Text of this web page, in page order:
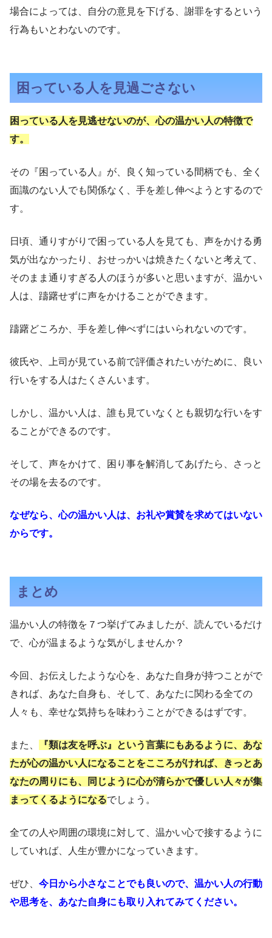
場合によっては、自分の意見を下げる、謝罪をするという
行為もいとわないのです。
困っている人を見過ごさない
困っている人を見逃せないのが、心の温かい人の特徴で
す。
その『困っている人』が、良く知っている間柄でも、全く
面識のない人でも関係なく、手を差し伸べようとするので
す。
日頃、通りすがりで困っている人を見ても、声をかける勇
気が出なかったり、おせっかいは焼きたくないと考えて、
そのまま通りすぎる人のほうが多いと思いますが、温かい
人は、躊躇せずに声をかけることができます。
躊躇どころか、手を差し伸べずにはいられないのです。
彼氏や、上司が見ている前で評価されたいがために、良い
行いをする人はたくさんいます。
しかし、温かい人は、誰も見ていなくとも親切な行いをす
ることができるのです。
そして、声をかけて、困り事を解消してあげたら、さっと
その場を去るのです。
なぜなら、心の温かい人は、お礼や賞賛を求めてはいない
からです。
まとめ
温かい人の特徴を７つ挙げてみましたが、読んでいるだけ
で、心が温まるような気がしませんか？
今回、お伝えしたような心を、あなた自身が持つことがで
きれば、あなた自身も、そして、あなたに関わる全ての
人々も、幸せな気持ちを味わうことができるはずです。
また、
『類は友を呼ぶ』という言葉にもあるように、あな
たが心の温かい人になることをこころがければ、きっとあ
なたの周りにも、同じように心が清らかで優しい人々が集
まってくるようになるでしょう。
全ての人や周囲の環境に対して、温かい心で接するように
していれば、人生が豊かになっていきます。
ぜひ、 今日から小さなことでも良いので、温かい人の行動
や思考を、あなた自身にも取り入れてみてください。